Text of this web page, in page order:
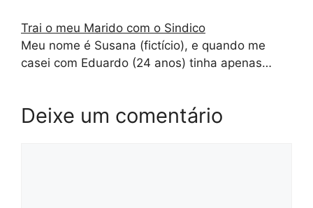
Trai o meu Marido com o Sindico
Meu nome é Susana (fictício), e quando me
casei com Eduardo (24 anos) tinha apenas…
Deixe um comentário